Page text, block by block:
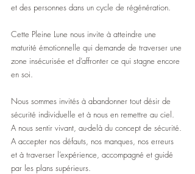
et des personnes dans un cycle de régénération.
Cette Pleine Lune nous invite à atteindre une
maturité émotionnelle qui demande de traverser une
zone insécurisée et d’affronter ce qui stagne encore
en soi.
Nous sommes invités à abandonner tout désir de
sécurité individuelle et à nous en remettre au ciel.
A nous sentir vivant, au-delà du concept de sécurité.
A accepter nos défauts, nos manques, nos erreurs
et à traverser l’expérience, accompagné et guidé
par les plans supérieurs.